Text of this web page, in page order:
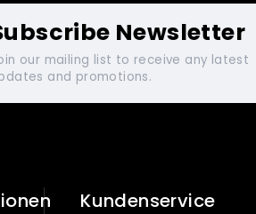
Newsletter
our mailing list to receive any latest
and promotions.
Kundenservice